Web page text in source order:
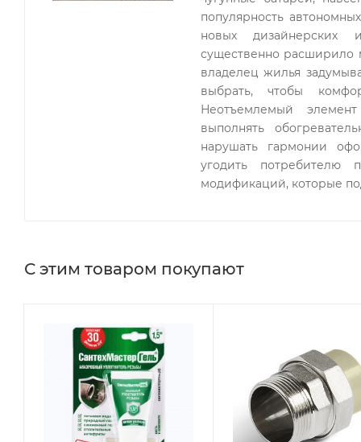
Способность обеспечивать быструю передачу тепла
Современная система контроля качества на
Масса радиатора 12,91 кг
популярность
новых дизайнерских
существенно расширило
владелец жилья
выбрать, чтобы
Неотъемлемый
выполнять
нарушать гармонии
угодить потребителю
модификаций, которые
С этим товаром покупают